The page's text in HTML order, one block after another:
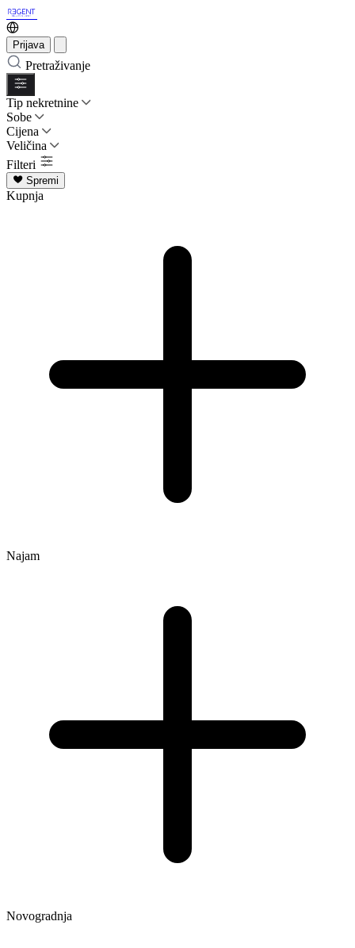
Prijava
Pretraživanje
Tip nekretnine
Sobe
Cijena
Veličina
Filteri
Spremi
Kupnja
Najam
Novogradnja